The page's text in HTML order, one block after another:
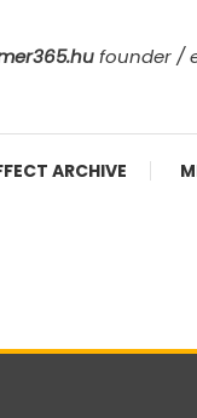
founder /
ARCHIVE